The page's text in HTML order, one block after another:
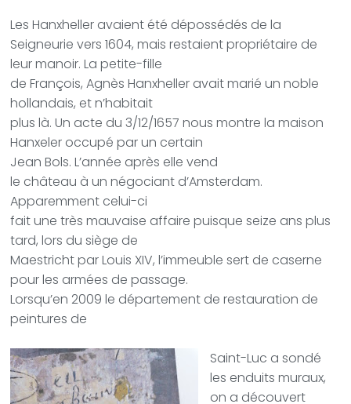
Les Hanxheller avaient été dépossédés de la
Seigneurie vers 1604, mais restaient propriétaire de
leur manoir. La petite-fille
de François, Agnès Hanxheller avait marié un noble
hollandais, et n’habitait
plus là. Un acte du 3/12/1657 nous montre la maison
Hanxeler occupé par un certain
Jean Bols. L’année après ellevend
le château à un négociant d’Amsterdam.
Apparemment celui-ci
fait une très mauvaise affaire puisque seize ans plus
tard, lors du siège de
Maestricht par Louis XIV, l’immeuble sert de caserne
pour les armées de passage.
Lorsqu’en 2009 le département de restauration de
peintures de
Saint-Luc a sondé
les enduits muraux,
on a découvert